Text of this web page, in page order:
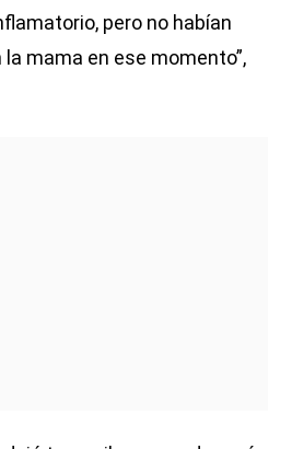
pero no habían
mama en ese momento”,